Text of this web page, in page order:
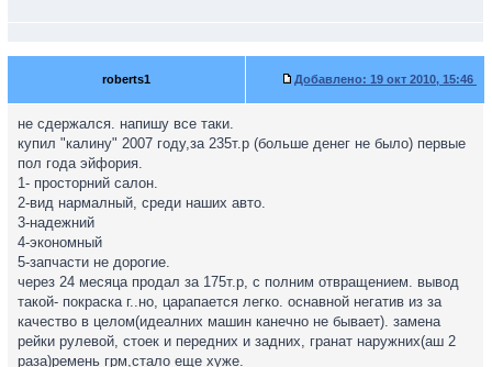
roberts1 Добавлено: 19 окт 2010, 15:46
не сдержался. напишу все таки.
купил "калину" 2007 году,за 235т.р (больше денег не было) первые
пол года эйфория.
1- просторний салон.
2-вид нармалный, среди наших авто.
3-надежний
4-экономный
5-запчасти не дорогие.
через 24 месяца продал за 175т.р, с полним отвращением. вывод
такой- покраска г..но, царапается легко. оснавной негатив из за
качество в целом(идеалних машин канечно не бывает). замена
рейки рулевой, стоек и передних и задних, гранат наружних(аш 2
раза)ремень грм,стало еще хуже.